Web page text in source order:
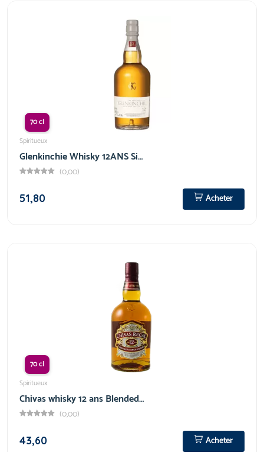
70 cl
Spiritueux
Glenkinchie Whisky 12ANS Si…
(0,00)
51,80
Acheter
70 cl
Spiritueux
Chivas whisky 12 ans Blended…
(0,00)
43,60
Acheter